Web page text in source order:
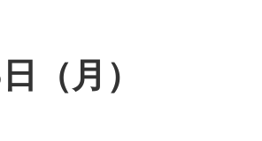
（月）